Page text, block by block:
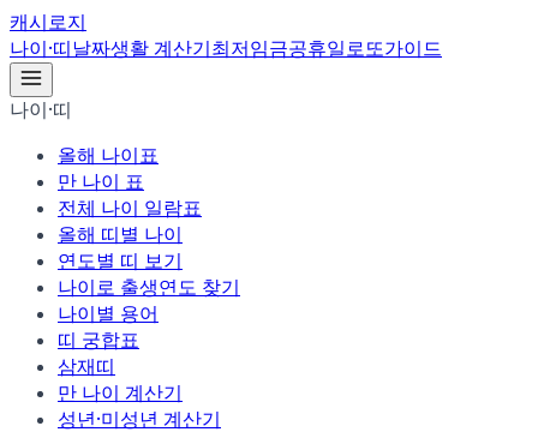
캐시로지
나이·띠날짜생활 계산기최저임금공휴일로또가이드
나이·띠
올해 나이표
만 나이 표
전체 나이 일람표
올해 띠별 나이
연도별 띠 보기
나이로 출생연도 찾기
나이별 용어
띠 궁합표
삼재띠
만 나이 계산기
성년·미성년 계산기